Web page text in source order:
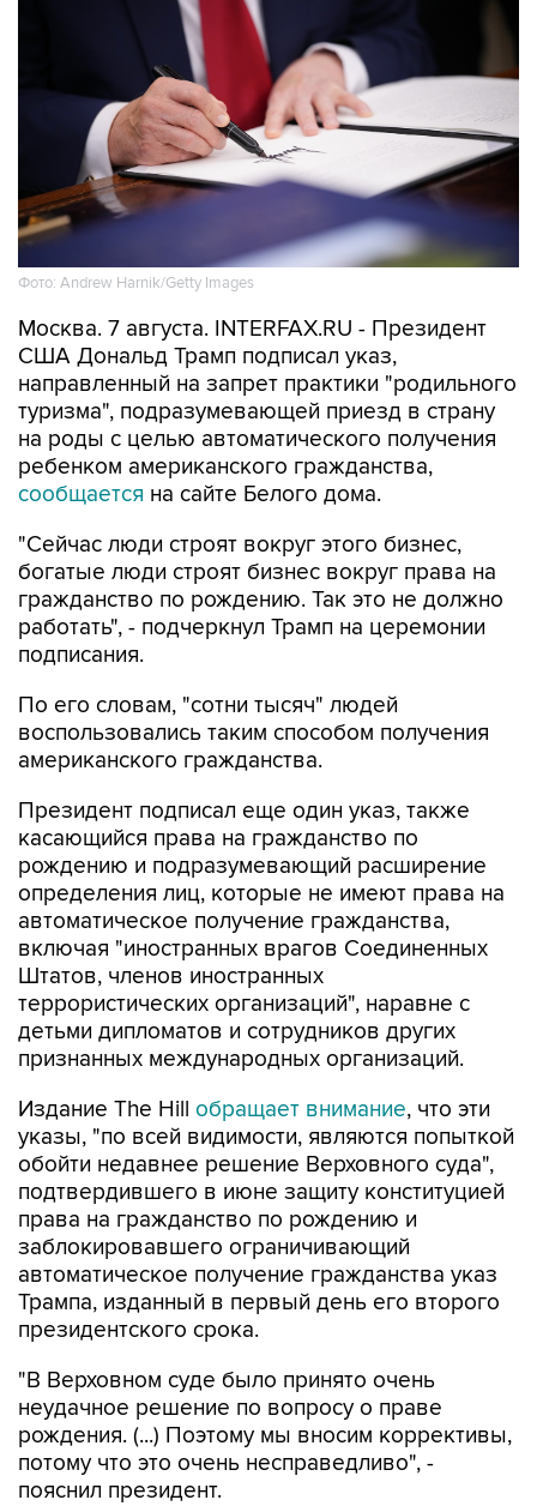
Фото: Andrew Harnik/Getty Images
Москва. 7 августа. INTERFAX.RU - Президент
США Дональд Трамп подписал указ,
направленный на запрет практики "родильного
туризма", подразумевающей приезд в страну
на роды с целью автоматического получения
ребенком американского гражданства,
сообщается на сайте Белого дома.
"Сейчас люди строят вокруг этого бизнес,
богатые люди строят бизнес вокруг права на
гражданство по рождению. Так это не должно
работать", - подчеркнул Трамп на церемонии
подписания.
По его словам, "сотни тысяч" людей
воспользовались таким способом получения
американского гражданства.
Президент подписал еще один указ, также
касающийся права на гражданство по
рождению и подразумевающий расширение
определения лиц, которые не имеют права на
автоматическое получение гражданства,
включая "иностранных врагов Соединенных
Штатов, членов иностранных
террористических организаций", наравне с
детьми дипломатов и сотрудников других
признанных международных организаций.
Издание The Hill обращает внимание, что эти
указы, "по всей видимости, являются попыткой
обойти недавнее решение Верховного суда",
подтвердившего в июне защиту конституцией
права на гражданство по рождению и
заблокировавшего ограничивающий
автоматическое получение гражданства указ
Трампа, изданный в первый день его второго
президентского срока.
"В Верховном суде было принято очень
неудачное решение по вопросу о праве
рождения. (...) Поэтому мы вносим коррективы,
потому что это очень несправедливо", -
пояснил президент.